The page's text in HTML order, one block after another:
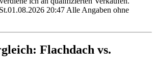
20:47 Alle Angaben ohne
Flachdach vs.